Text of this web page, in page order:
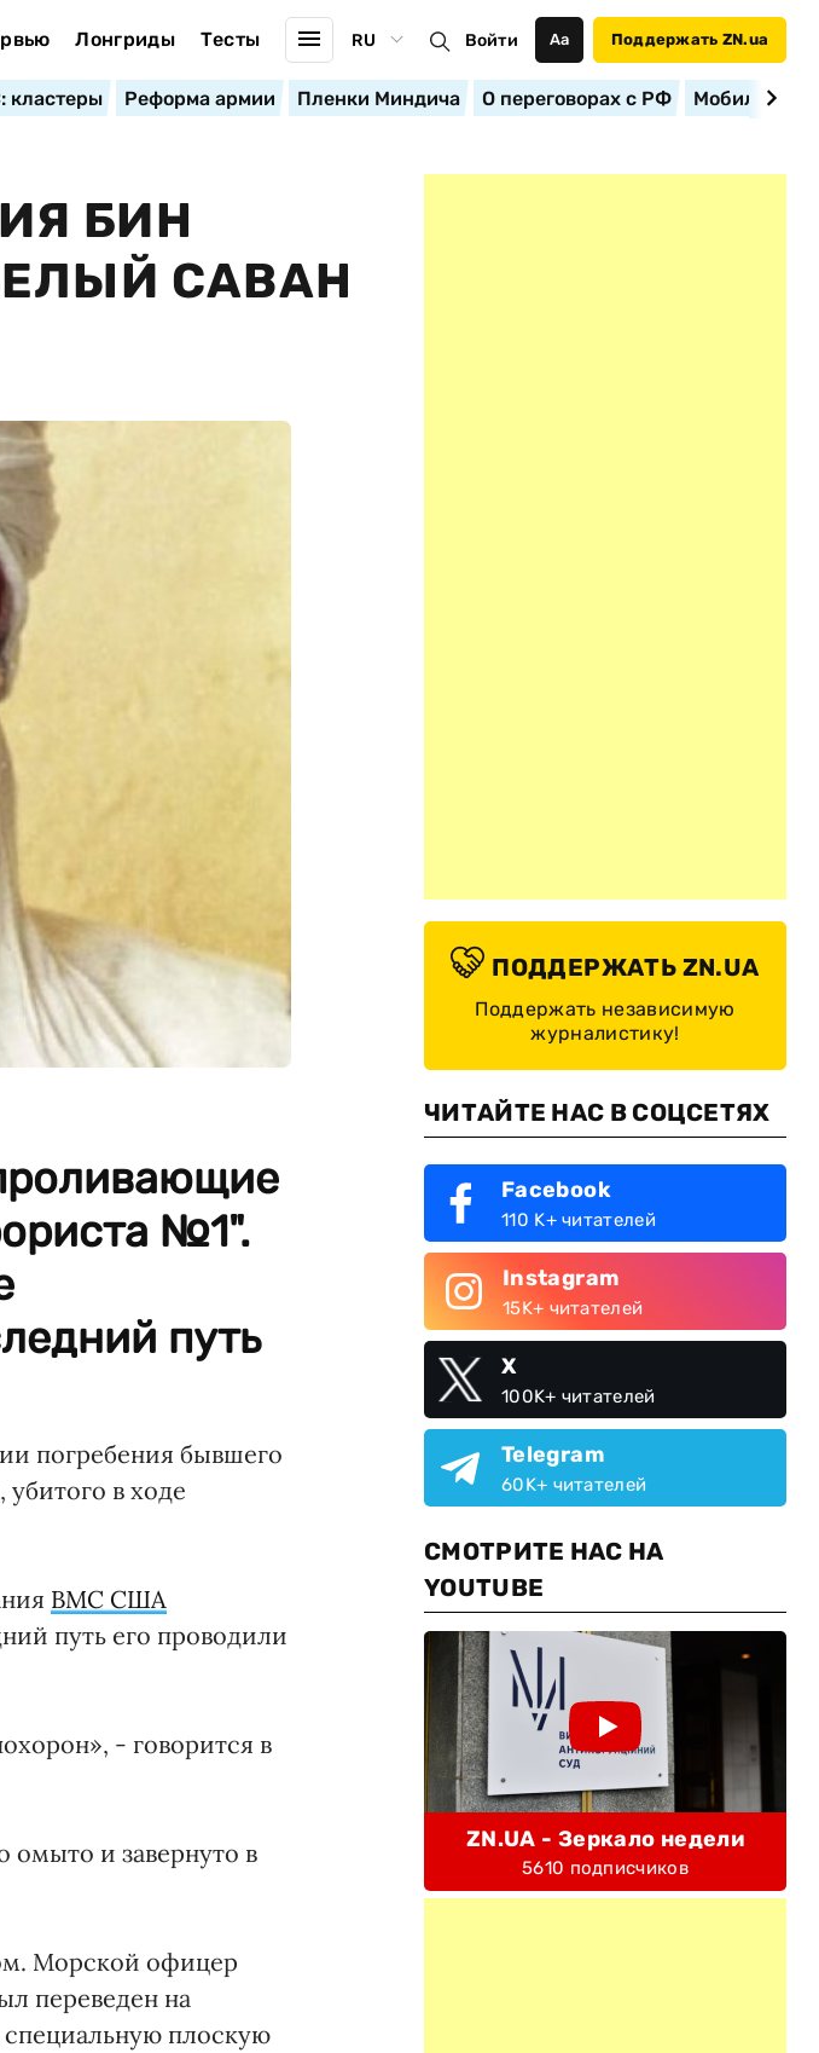
Лонгриды Тесты RU Войти Аа Поддержать ZN.ua
кластеры Реформа армии Пленки Миндича О переговорах с РФ
БИН
САВАН
№1".
путь
погребения бывшего
в ходе
ВМС США
путь его проводили
- говорится в
омыто и завернуто в
Морской офицер
переведен на
плоскую
ПОДДЕРЖАТЬ ZN.UA
Поддержать независимую
журналистику!
ЧИТАЙТЕ НАС В СОЦСЕТЯХ
Facebook
110 K+ читателей
Instagram
15K+ читателей
X
100K+ читателей
Telegram
60K+ читателей
СМОТРИТЕ НАС НА
YOUTUBE
ZN.UA - Зеркало недели
5610 подписчиков